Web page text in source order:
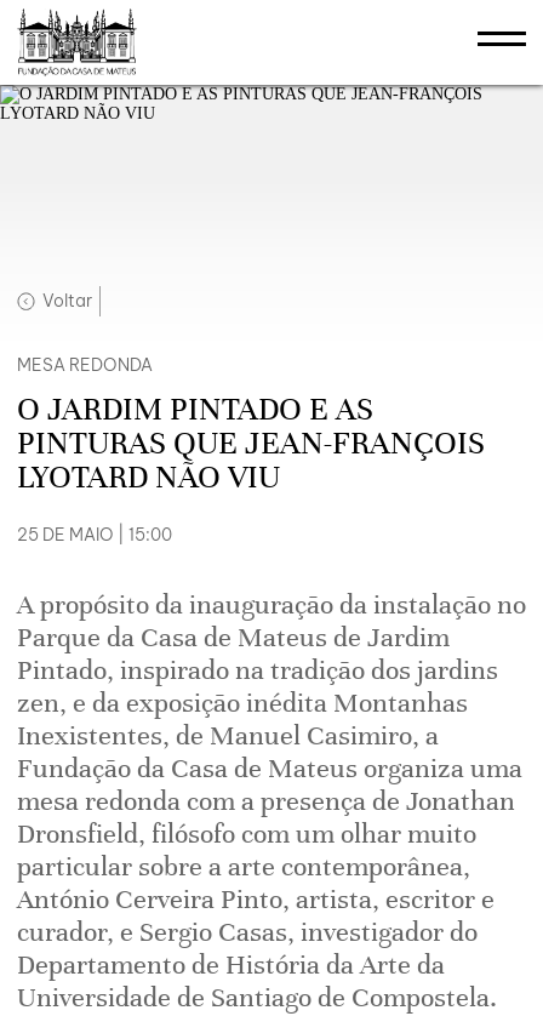
Voltar
MESA REDONDA
O JARDIM PINTADO E AS
PINTURAS QUE JEAN-FRANÇOIS
LYOTARD NÃO VIU
25 DE MAIO | 15:00
A propósito da inauguração da instalação no
Parque da Casa de Mateus de Jardim
Pintado, inspirado na tradição dos jardins
zen, e da exposição inédita Montanhas
Inexistentes, de Manuel Casimiro, a
Fundação da Casa de Mateus organiza uma
mesa redonda com a presença de Jonathan
Dronsfield, filósofo com um olhar muito
particular sobre a arte contemporânea,
António Cerveira Pinto, artista, escritor e
curador, e Sergio Casas, investigador do
Departamento de História da Arte da
Universidade de Santiago de Compostela.